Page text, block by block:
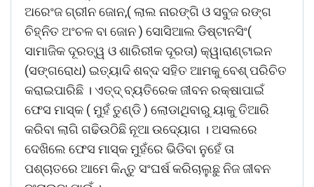
ଅରେଂଜ ଗ୍ରୀନ ଜୋନ,( ଲାଲ ନାରଙ୍ଗି ଓ ସବୁଜ ରଙ୍ଗ
ଚିହ୍ନିତ ଅଂଚଳ ବା ଜୋନ ) ସୋସିଆଲ ଡିଷ୍ଟାନସିଂ(
ସାମାଜିକ ଦୂରତ୍ୱ ଓ ଶାରିରୀକ ଦୂରତା) କ୍ୱାରାଣ୍ଟାଇନ
(ସଙ୍ଗରୋଧ) ଇତ୍ୟାଦି ଶବ୍ଦ ସହିତ ଆମକୁ ବେଶ୍ ପରିଚିତ
କରାଇପାରିଛି । ଏତ୍ଦ୍ ବ୍ୟତିରେକ ଜୀବନ ରକ୍ଷାପାଇଁ
ଫେସ ମାସ୍କ ( ମୁହଁ ତୁଣ୍ଡି ) ଲୋଡାଥିବାରୁ ୟାକୁ ତିଆରି
କରିବା ଲାଗି ଗଢିଉଠିଛି ନୂଆ ଉଦ୍ୟୋଗ । ଅସଲରେ
ଦେଖିଲେ ଫେସ ମାସ୍କ ମୁହଁରେ ଭିଡିବା ନୁହେଁ ତା
ପଶ୍ଚାତରେ ଆମେ କିନ୍ତୁ ସଂଘର୍ଷ କରିଚାଲୁଛୁ ନିଜ ଜୀବନ